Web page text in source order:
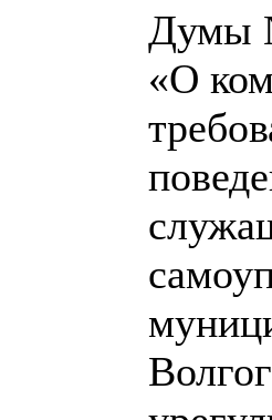
Думы
«О